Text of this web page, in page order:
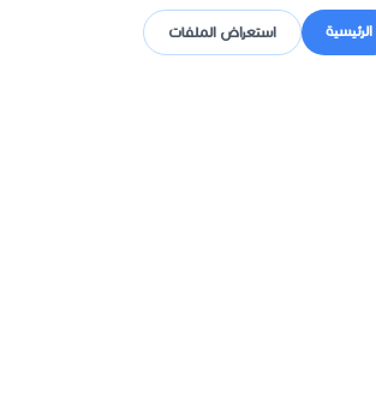
الرئيسية استعراض الملفات